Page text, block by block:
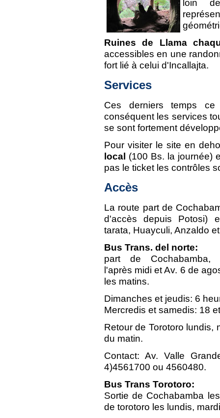
loin
Ruines de Llama
accessibles en une
fort lié à celui d'Incallajta.
Services
Ces derniers temps
conséquent les services
se sont fortement
Pour visiter le site en
local (100 Bs. la journée)
pas le ticket les contrôles
Accès
La route part de
d'accès depuis Potosi)
tarata, Huayculi, Anzaldo
Bus Trans. del norte:
part de Cochabamba,
l'après midi et Av. 6 de
les matins.
Dimanches et jeudis: 6
Mercredis et samedis: 18
Retour de Torotoro lundis,
du matin.
Contact: Av. Valle
4)4561700 ou 4560480.
Bus Trans Torotoro:
Sortie de Cochabamba
de torotoro les lundis,